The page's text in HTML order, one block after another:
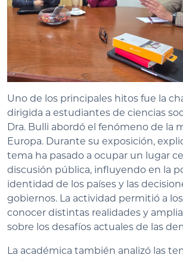
Uno de los principales hitos fue la
dirigida a estudiantes de ciencias
Dra. Bulli abordó el fenómeno de la
Europa. Durante su exposición,
tema ha pasado a ocupar un lugar
discusión pública, influyendo en la
identidad de los países y las
gobiernos. La actividad permitió a
conocer distintas realidades y
sobre los desafíos actuales de las
La académica también analizó las